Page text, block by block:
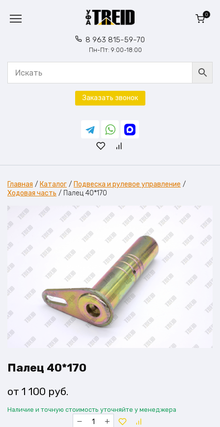
содержанию
8 963 815-59-70
Пн-Пт: 9:00-18:00
0
Заказать звонок
Главная / Каталог / Подвеска и рулевое управление /
Ходовая часть / Палец 40*170
Палец 40*170
1 100 руб.
Наличие и точную стоимость уточняйте у менеджера
Количество